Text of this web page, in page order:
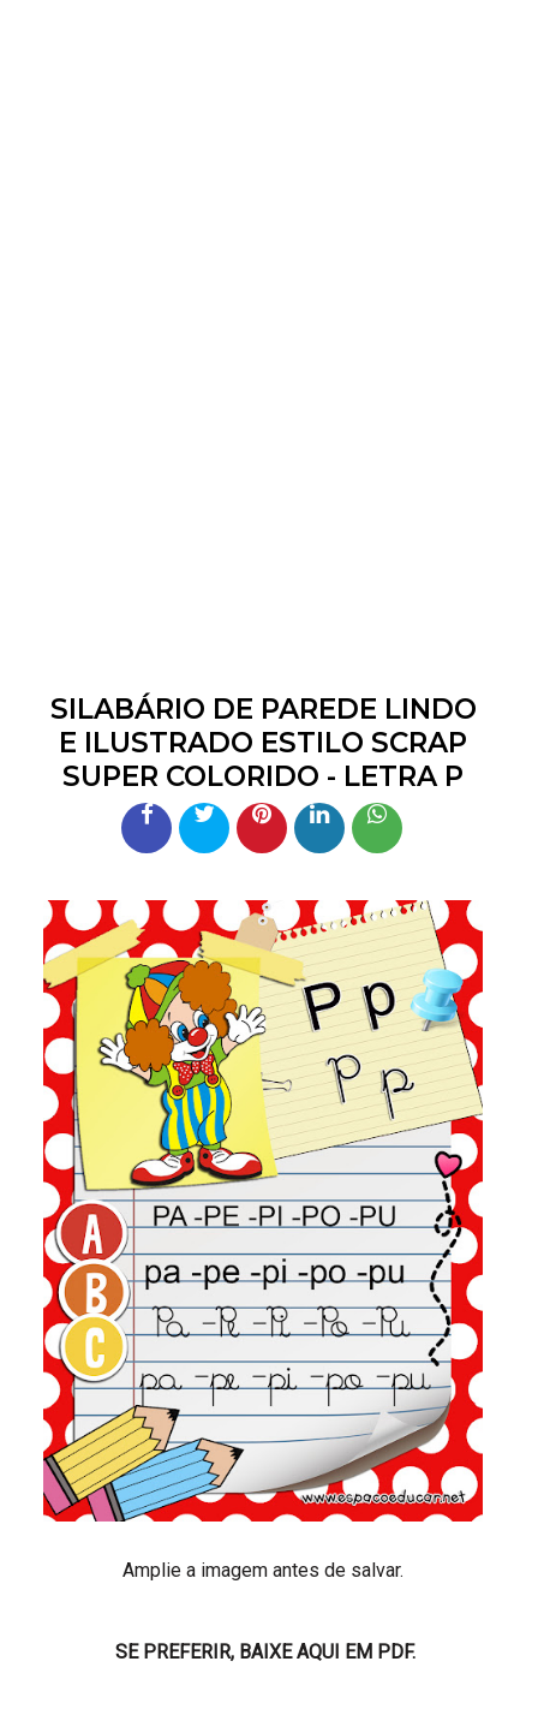
SILABÁRIO DE PAREDE LINDO
E ILUSTRADO ESTILO SCRAP
SUPER COLORIDO - LETRA P
Amplie a imagem antes de salvar.
SE PREFERIR, BAIXE AQUI EM PDF.